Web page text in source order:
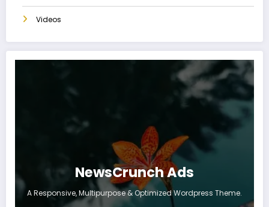
Videos
NewsCrunch Ads
A Responsive, Multipurpose & Optimized Wordpress Theme.